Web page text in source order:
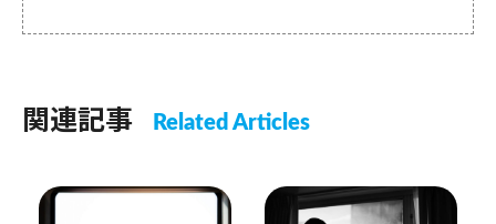
関連記事 Related Articles